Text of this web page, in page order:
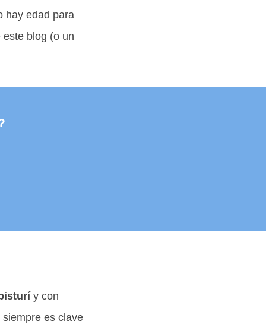
hay edad para
blog (o un
y con
es clave